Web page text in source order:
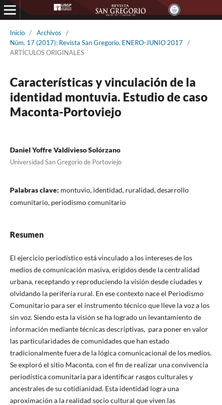
Inicio / Archivos
/
Núm. 17 (2017): Revista San Gregorio. ENERO-JUNIO 2017
/
ARTÍCULOS ORIGINALES
Características y vinculación de la
identidad montuvia. Estudio de caso
Maconta-Portoviejo
Daniel Yoffre Valdivieso Solórzano
Universidad San Gregorio de Portoviejo
Palabras clave: montuvio, identidad, ruralidad, desarrollo
comunitario, periodismo comunitario
Resumen
El ejercicio periodístico está vinculado a los intereses de los
medios de comunicación masiva, erigidos desde la centralidad
urbana, receptando y reproduciendo la visión desde ciudades y
olvidando la periferia rural. En ese contexto nace el Periodismo
Comunitario para ser el instrumento técnico que lleve la voz a los
sin voz. Siendo esta la visión se ha logrado un levantamiento de
información mediante técnicas descriptivas, para poner en valor
las particularidades de comunidades que han estado
tradicionalmente fuera de la lógica comunicacional de los medios.
Se exploró el sitio Maconta, con el fin de realizar una convivencia
periodística comunitaria para identificar rasgos culturales y
ancestrales de su cotidianidad. Esta identidad logra una
aproximación a la realidad socio cultural que viven las